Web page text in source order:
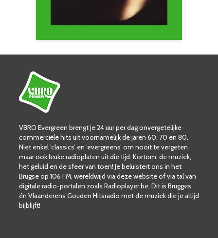
VBRO Evergreen brengt je 24 uur per dag onvergetelijke
commerciële hits uit voornamelijk de jaren 60, 70 en 80.
Niet enkel ‘classics’ en ‘evergreens’ om nooit te vergeten
maar ook leuke radioplaten uit die tijd. Kortom, de muziek,
het geluid en de sfeer van toen! Je beluistert ons in het
Brugse op 106 FM, wereldwijd via deze website of via tal van
digitale radio-portalen zoals Radioplayer.be. Dit is Brugges
én Vlaanderens Gouden Hitsradio met de muziek die je altijd
bijblijft!